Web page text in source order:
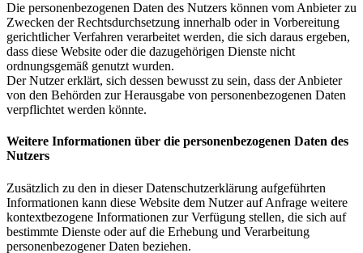
Die personenbezogenen Daten des Nutzers können vom Anbieter zu
Zwecken der Rechtsdurchsetzung innerhalb oder in Vorbereitung
gerichtlicher Verfahren verarbeitet werden, die sich daraus ergeben,
dass diese Website oder die dazugehörigen Dienste nicht
ordnungsgemäß genutzt wurden.
Der Nutzer erklärt, sich dessen bewusst zu sein, dass der Anbieter
von den Behörden zur Herausgabe von personenbezogenen Daten
verpflichtet werden könnte.
Weitere Informationen über die personenbezogenen Daten des
Nutzers
Zusätzlich zu den in dieser Datenschutzerklärung aufgeführten
Informationen kann diese Website dem Nutzer auf Anfrage weitere
kontextbezogene Informationen zur Verfügung stellen, die sich auf
bestimmte Dienste oder auf die Erhebung und Verarbeitung
personenbezogener Daten beziehen.